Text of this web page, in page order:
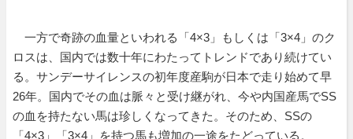
一方で奇跡の血量といわれる「4×3」もしくは「3×4」のク
ロスは、国内では数十年にわたってトレンドであり続けてい
る。サンデーサイレンスの初年度産駒が日本で走り始めて早
26年。国内でその血は脈々と受け継がれ、今や内国産馬でSS
の血を持たない馬は珍しくなってきた。そのため、SSの
「4×3」「3×4」を持つ馬も増加の一途をたどっている。